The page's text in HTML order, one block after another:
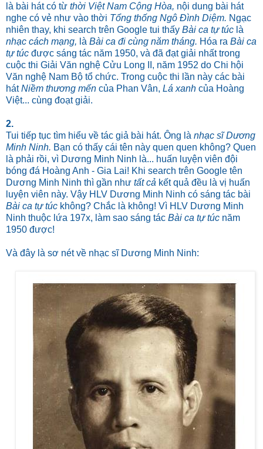
là bài hát có từ thời Việt Nam Cộng Hòa, nội dung bài hát
nghe có vẻ như vào thời Tổng thống Ngô Đình Diệm. Ngạc
nhiên thay, khi search trên Google tui thấy Bài ca tự túc là
nhạc cách mạng, là Bài ca đi cùng năm tháng. Hóa ra Bài ca
tự túc được sáng tác năm 1950, và đã đạt giải nhất trong
cuộc thi Giải Văn nghệ Cửu Long II, năm 1952 do Chi hội
Văn nghệ Nam Bộ tổ chức. Trong cuộc thi lần này các bài
hátNiềm thương mến của Phan Vân, Lá xanh của Hoàng
Việt... cùng đoạt giải.
2.
Tui tiếp tục tìm hiểu về tác giả bài hát. Ông là nhạc sĩ Dương
Minh Ninh. Bạn có thấy cái tên này quen quen không? Quen
là phải rồi, vì Dương Minh Ninh là... huấn luyện viên đội
bóng đá Hoàng Anh - Gia Lai! Khi search trên Google tên
Dương Minh Ninh thì gần như tất cả kết quả đều là vị huấn
luyện viên này. Vậy HLV Dương Minh Ninh có sáng tác bài
Bài ca tự túc không? Chắc là không! Vì HLV Dương Minh
Ninh thuộc lứa 197x, làm sao sáng tác Bài ca tự túc năm
1950 được!
Và đây là sơ nét về nhạc sĩ Dương Minh Ninh: